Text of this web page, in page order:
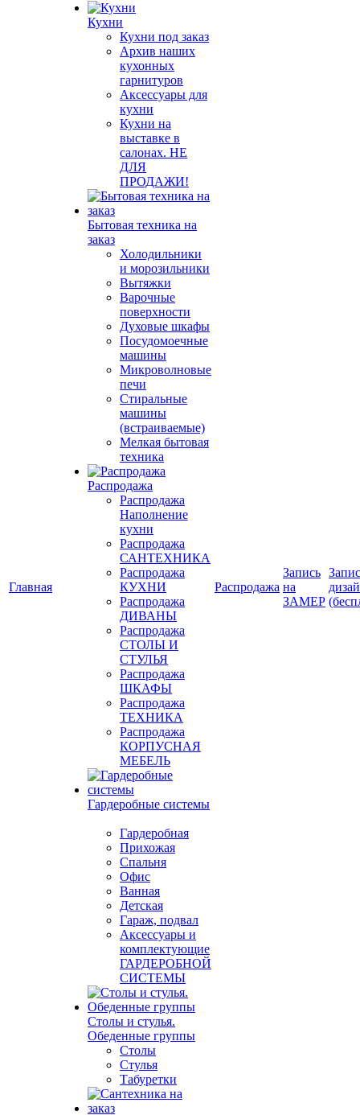
Главная
Кухни
Кухни под заказ
Архив наших
кухонных
гарнитуров
Аксессуары для
кухни
Кухни на
выставке в
салонах. НЕ
ДЛЯ
ПРОДАЖИ!
Бытовая техника на
заказ
Холодильники
и морозильники
Вытяжки
Варочные
поверхности
Духовые шкафы
Посудомоечные
машины
Микроволновые
печи
Стиральные
машины
(встраиваемые)
Мелкая бытовая
техника
Распродажа
Распродажа
Наполнение
кухни
Распродажа
САНТЕХНИКА
Распродажа
КУХНИ
Распродажа
ДИВАНЫ
Распродажа
СТОЛЫ И
СТУЛЬЯ
Распродажа
ШКАФЫ
Распродажа
ТЕХНИКА
Распродажа
КОРПУСНАЯ
МЕБЕЛЬ
Гардеробные системы
Гардеробная
Прихожая
Спальня
Офис
Ванная
Детская
Гараж, подвал
Аксессуары и
комплектующие
ГАРДЕРОБНОЙ
СИСТЕМЫ
Столы и стулья.
Обеденные группы
Столы
Стулья
Табуретки
Распродажа
Запись
на
ЗАМЕР